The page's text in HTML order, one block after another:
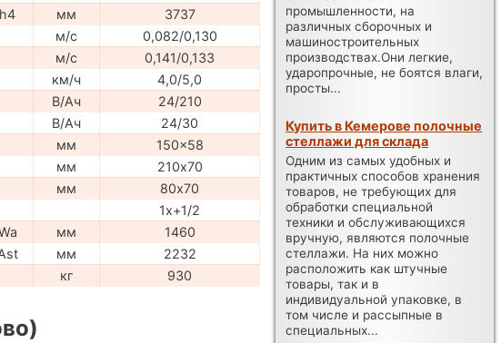
h4 мм
3737
м/с
0,082/0,130
м/с
0,141/0,133
км/ч
4,0/5,0
В/Ач
24/210
В/Ач
24/30
мм
150x58
мм
210х70
мм
80х70
1x+1/2
мм
1460
мм
2232
кг 930
промышленности, на
различных сборочных и
машиностроительных
производствах.Они легкие,
ударопрочные, не боятся влаги,
просты...
Купить в Кемерове полочные
стеллажи для склада
Одним из самых удобных и
практичных способов хранения
товаров, не требующих для
обработки специальной
техники и обслуживающихся
вручную, являются полочные
стеллажи. На них можно
расположить как штучные
товары, так и в
индивидуальной упаковке, в
том числе и рассыпные в
специальных...